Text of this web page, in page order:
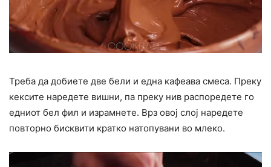
Треба да добиете две бели и една кафеава смеса. Преку
кексите наредете вишни, па преку нив распоредете го
едниот бел фил и израмнете. Врз овој слој наредете
повторно бисквити кратко натопувани во млеко.